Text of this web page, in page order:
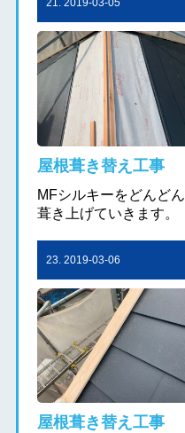
21. 2019-03-05
屋根葺き替え工事
MFシルキーをどんどん
葺き上げていきます。
23. 2019-03-06
屋根葺き替え工事